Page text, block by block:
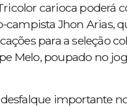
carioca poderá
campista Jhon Arias,
para a seleção
Melo, poupado no
importante